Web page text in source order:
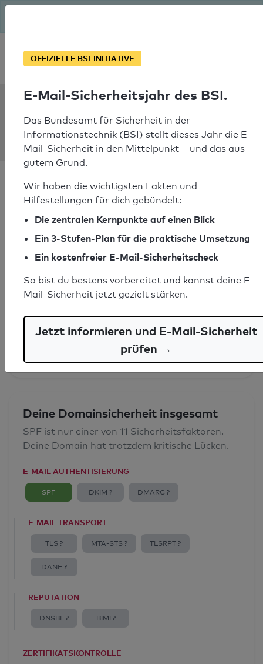
Soforthilfe bei Notfällen
haus-
wilkinghege.de
SPF-Check bestanden
Ihr SPF-Record Prüfergebnis
SPF-Record gefunden
Syntaxprüfung: 0 Fehler
E-Mail-Spoofingschutz: Gut
Deine Domainsicherheit insgesamt
SPF ist nur einer von 11 Sicherheitsfaktoren.
Deine Domain hat trotzdem kritische Lücken.
E-MAIL AUTHENTISIERUNG
SPF DKIM ? DMARC ?
E-MAIL TRANSPORT
TLS ? MTA-STS ? TLSRPT ?
DANE ?
REPUTATION
DNSBL ? BIMI ?
ZERTIFIKATSKONTROLLE
OFFIZIELLE BSI-INITIATIVE
E-Mail-Sicherheitsjahr des BSI.
Das Bundesamt für Sicherheit in der
Informationstechnik (BSI) stellt dieses Jahr die E-
Mail-Sicherheit in den Mittelpunkt – und das aus
gutem Grund.
Wir haben die wichtigsten Fakten und
Hilfestellungen für dich gebündelt:
Die zentralen Kernpunkte auf einen Blick
Ein 3-Stufen-Plan für die praktische Umsetzung
Ein kostenfreier E-Mail-Sicherheitscheck
So bist du bestens vorbereitet und kannst deine E-
Mail-Sicherheit jetzt gezielt stärken.
Jetzt informieren und E-Mail-Sicherheit
prüfen →